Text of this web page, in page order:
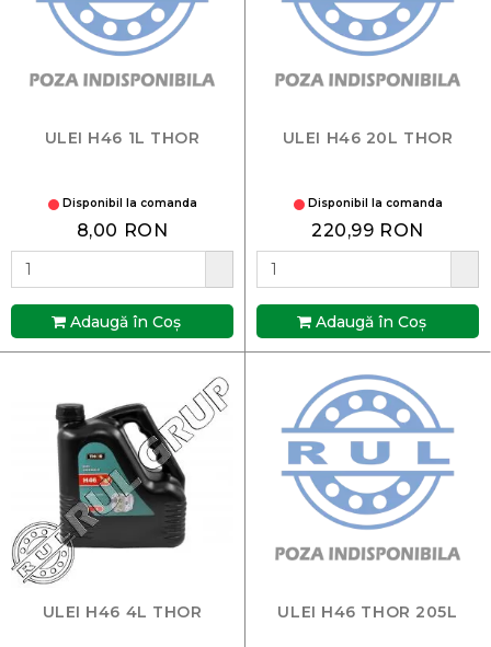
ULEI H46 1L THOR
Disponibil la comanda
8,00 RON
Adaugă în Coş
ULEI H46 20L THOR
Disponibil la comanda
220,99 RON
Adaugă în Coş
ULEI H46 4L THOR ULEI H46 THOR 205L